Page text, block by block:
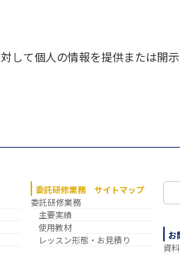
して個人の情報を提供または開
委託研修業務 サイトマップ
委託研修業務
主要実績
使用教材
レッスン形態・お見積り
お
資